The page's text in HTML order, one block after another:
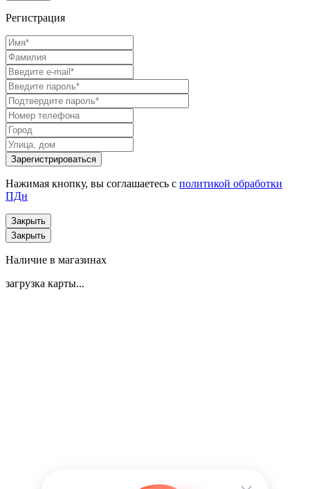
Регистрация
Нажимая кнопку, вы соглашаетесь с политикой обработки
ПДн
Закрыть
Закрыть
Наличие в магазинах
загрузка карты...